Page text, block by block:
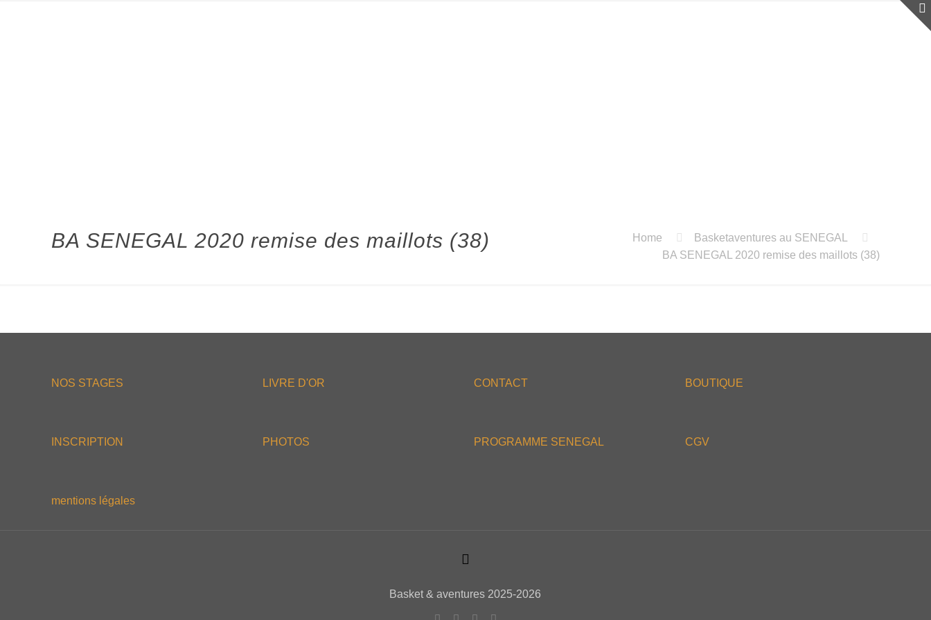
BA SENEGAL 2020 remise des maillots (38) Home
Basketaventures au SENEGAL
BA SENEGAL 2020 remise des maillots (38)
NOS STAGES
INSCRIPTION
mentions légales
LIVRE D'OR
PHOTOS
CONTACT
PROGRAMME SENEGAL
BOUTIQUE
CGV
Basket & aventures 2025-2026